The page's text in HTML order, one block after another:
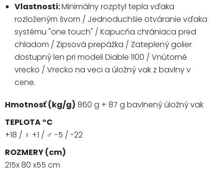
Vlastnosti:Minimálny rozptyl tepla vďaka
rozloženým švom / Jednoduchšie otváranie vďaka
systému "one touch" / Kapucňa chrániaca pred
chladom / Zipsová prepážka / Zateplený golier
dostupný len pri modeli Diable 1100 / Vnútorné
vrecko / Vrecko na veci a úložný vak z bavlny v
cene.
Hmotnosť (kg/g) 860 g + 87 g bavlnený úložný vak
TEPLOTA °C
+18 / ♀ +1 / ♂ -5 / -22
ROZMERY (cm)
215x 80 x55 cm